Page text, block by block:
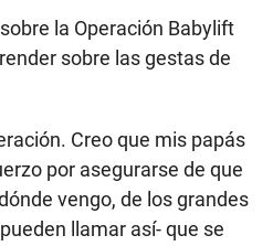
las bebés del primer vuelo de la